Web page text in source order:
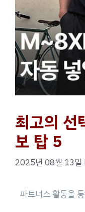
최고의 선
보 탑 5
2025년 08월 13일